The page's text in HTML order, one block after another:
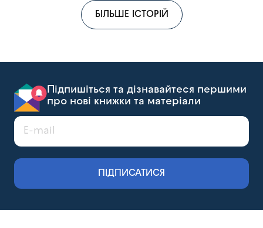
БІЛЬШЕ ІСТОРІЙ
Підпишіться та дізнавайтеся першими
про нові книжки та матеріали
ПІДПИСАТИСЯ